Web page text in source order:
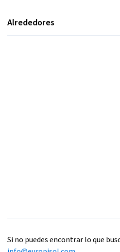
Alrededores
Si no puedes encontrar lo que